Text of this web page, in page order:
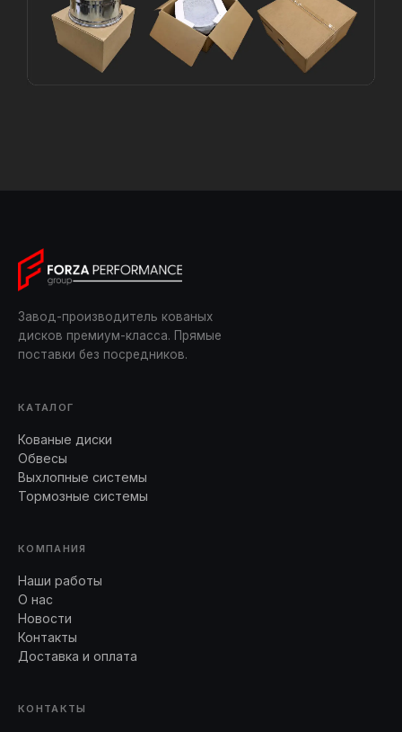
Завод-производитель кованых
дисков премиум-класса. Прямые
поставки без посредников.
КАТАЛОГ
Кованые диски
Обвесы
Выхлопные системы
Тормозные системы
КОМПАНИЯ
Наши работы
О нас
Новости
Контакты
Доставка и оплата
КОНТАКТЫ